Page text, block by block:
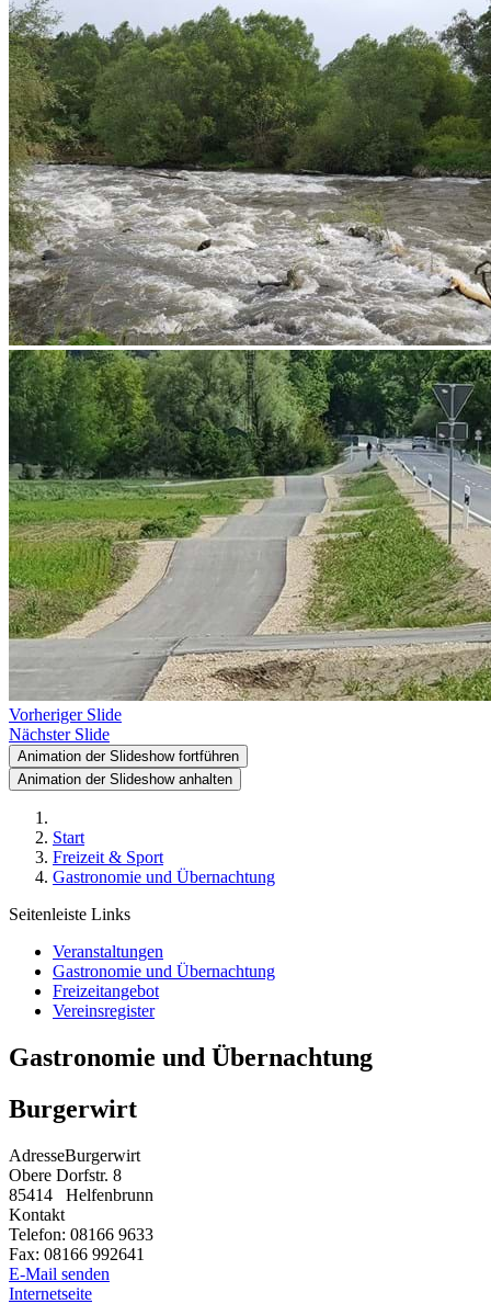
Vorheriger Slide
Nächster Slide
Animation der Slideshow fortführen
Animation der Slideshow anhalten
Start
Freizeit & Sport
Gastronomie und Übernachtung
Seitenleiste Links
Veranstaltungen
Gastronomie und Übernachtung
Freizeitangebot
Vereinsregister
Gastronomie und Übernachtung
Burgerwirt
AdresseBurgerwirt
Obere Dorfstr. 8
85414
Helfenbrunn
Kontakt
Telefon: 08166 9633
Fax: 08166 992641
E-Mail senden
Internetseite